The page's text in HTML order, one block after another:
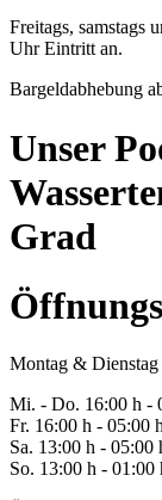
Freitags, samstags
Uhr Eintritt an.
Bargeldabhebung
Unser
Grad
Montag & Dienstag
Mi. - Do. 16:00 h -
Fr. 16:00 h - 05:00
Sa. 13:00 h - 05:00
So. 13:00 h - 01:00